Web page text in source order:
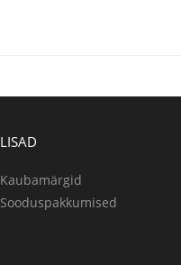
LISAD
Kaubamärgid
Sooduspakkumised